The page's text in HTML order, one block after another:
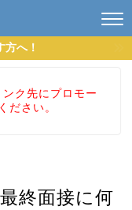
へ！
ク先にプロモー
ださい。
終面接に何